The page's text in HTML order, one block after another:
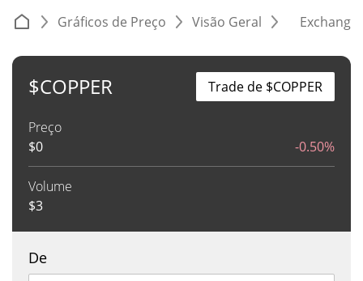
Gráficos de Preço Visão Geral
$COPPER
Preço
$0 -0.50%
Volume
$3
Trade de $COPPER
De